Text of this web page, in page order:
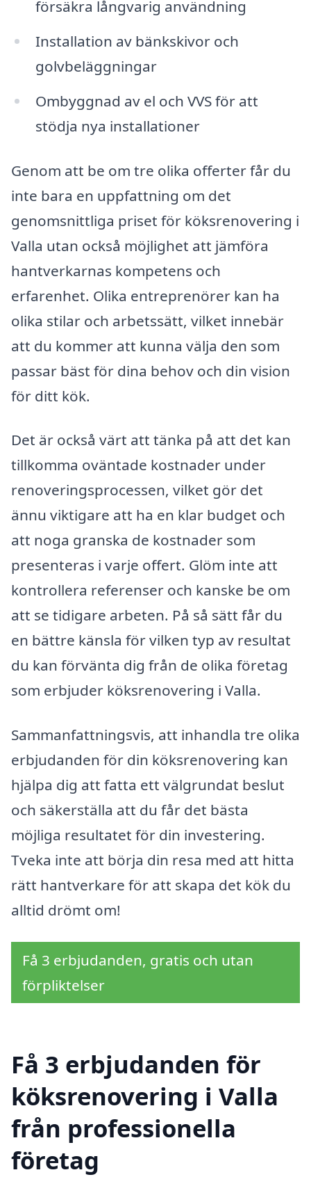
försäkra långvarig användning
Installation av bänkskivor och
golvbeläggningar
Ombyggnad av el och VVS för att
stödja nya installationer
Genom att be om tre olika offerter får du
inte bara en uppfattning om det
genomsnittliga priset för köksrenovering i
Valla utan också möjlighet att jämföra
hantverkarnas kompetens och
erfarenhet. Olika entreprenörer kan ha
olika stilar och arbetssätt, vilket innebär
att du kommer att kunna välja den som
passar bäst för dina behov och din vision
för ditt kök.
Det är också värt att tänka på att det kan
tillkomma oväntade kostnader under
renoveringsprocessen, vilket gör det
ännu viktigare att ha en klar budget och
att noga granska de kostnader som
presenteras i varje offert. Glöm inte att
kontrollera referenser och kanske be om
att se tidigare arbeten. På så sätt får du
en bättre känsla för vilken typ av resultat
du kan förvänta dig från de olika företag
som erbjuder köksrenovering i Valla.
Sammanfattningsvis, att inhandla tre olika
erbjudanden för din köksrenovering kan
hjälpa dig att fatta ett välgrundat beslut
och säkerställa att du får det bästa
möjliga resultatet för din investering.
Tveka inte att börja din resa med att hitta
rätt hantverkare för att skapa det kök du
alltid drömt om!
Få 3 erbjudanden, gratis och utan
förpliktelser
Få 3 erbjudanden för
köksrenovering i Valla
från professionella
företag